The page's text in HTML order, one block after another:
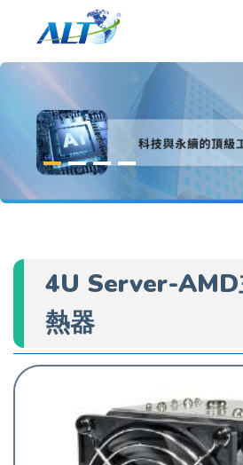
4U Server-AMD
熱器